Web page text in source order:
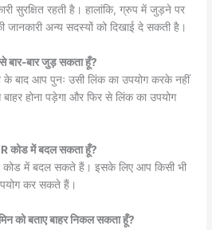
सुरक्षित रहती है। हालांकि, ग्रुप में जुड़ने पर
अन्य सदस्यों को दिखाई दे सकती है।
बार-बार जुड़ सकता हूँ?
के बाद आप पुनः उसी लिंक का उपयोग करके नहीं
होना पड़ेगा और फिर से लिंक का उपयोग
कोड में बदल सकता हूँ?
कोड में बदल सकते हैं। इसके लिए आप किसी भी
कर सकते हैं।
को बताए बाहर निकल सकता हूँ?